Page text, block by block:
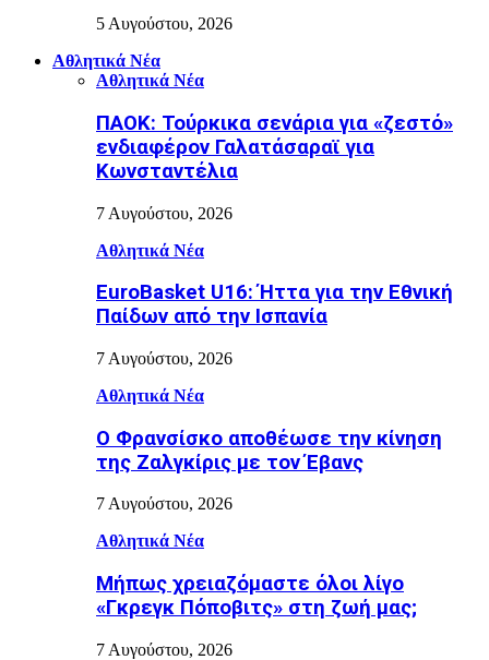
5 Αυγούστου, 2026
Αθλητικά Νέα
Αθλητικά Νέα
ΠΑΟΚ: Τούρκικα σενάρια για «ζεστό»
ενδιαφέρον Γαλατάσαραϊ για
Κωνσταντέλια
7 Αυγούστου, 2026
Αθλητικά Νέα
EuroBasket U16: Ήττα για την Εθνική
Παίδων από την Ισπανία
7 Αυγούστου, 2026
Αθλητικά Νέα
Ο Φρανσίσκο αποθέωσε την κίνηση
της Ζαλγκίρις με τον Έβανς
7 Αυγούστου, 2026
Αθλητικά Νέα
Μήπως χρειαζόμαστε όλοι λίγο
«Γκρεγκ Πόποβιτς» στη ζωή μας;
7 Αυγούστου, 2026